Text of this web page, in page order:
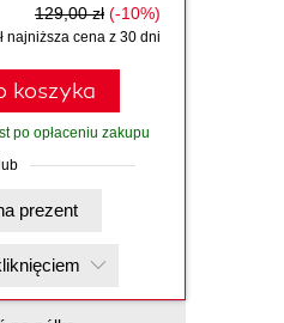
129,00 zł (-10%)
najniższa cena z 30 dni
koszyka
po opłaceniu zakupu
lub
Kup na prezent